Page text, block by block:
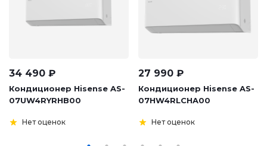
34 490 ₽
Кондиционер Hisense AS-
07UW4RYRHB00
Нет оценок
27 990 ₽
Кондиционер Hisense AS-
07HW4RLCHA00
Нет оценок